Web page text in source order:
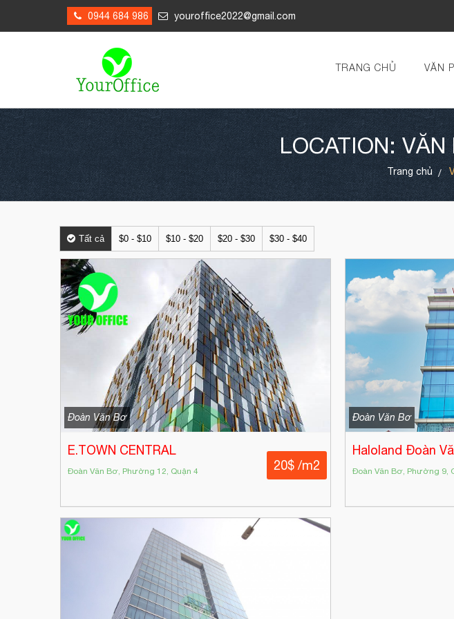
0944 684 986 youroffice2022@gmail.com
TRANG CHỦ VĂN
LOCATION:
Trang chủ
Tất cả $0 - $10 $10 - $20 $20 - $30 $30 - $40
Đoàn Văn Bơ
E.TOWN CENTRAL
Đoàn Văn Bơ, Phường 12, Quận 4 20$ /m2
Đoàn Văn Bơ
Haloland Đoàn
Đoàn Văn Bơ, Phường 9,